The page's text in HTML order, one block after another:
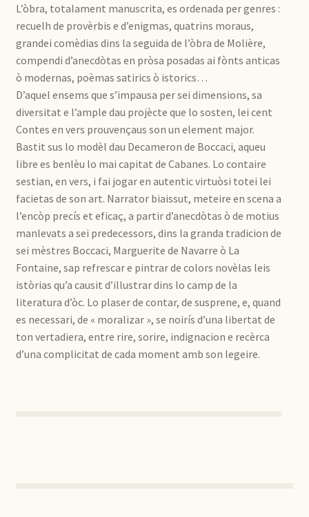
L’òbra, totalament manuscrita, es ordenada per genres :
recuelh de provèrbis e d’enigmas, quatrins moraus,
grandei comèdias dins la seguida de l’òbra de Molière,
compendi d’anecdòtas en pròsa posadas ai fònts anticas
ò modernas, poèmas satirics ò istorics…
D’aquel ensems que s’impausa per sei dimensions, sa
diversitat e l’ample dau projècte que lo sosten, lei cent
Contes en vers prouvençaus son un element major.
Bastit sus lo modèl dau Decameron de Boccaci, aqueu
libre es benlèu lo mai capitat de Cabanes. Lo contaire
sestian, en vers, i fai jogar en autentic virtuòsi totei lei
facietas de son art. Narrator biaissut, meteire en scena a
l’encòp precís et eficaç, a partir d’anecdòtas ò de motius
manlevats a sei predecessors, dins la granda tradicion de
sei mèstres Boccaci, Marguerite de Navarre ò La
Fontaine, sap refrescar e pintrar de colors novèlas leis
istòrias qu’a causit d’illustrar dins lo camp de la
literatura d’òc. Lo plaser de contar, de susprene, e, quand
es necessari, de « moralizar », se noirís d’una libertat de
ton vertadiera, entre rire, sorire, indignacion e recèrca
d’una complicitat de cada moment amb son legeire.